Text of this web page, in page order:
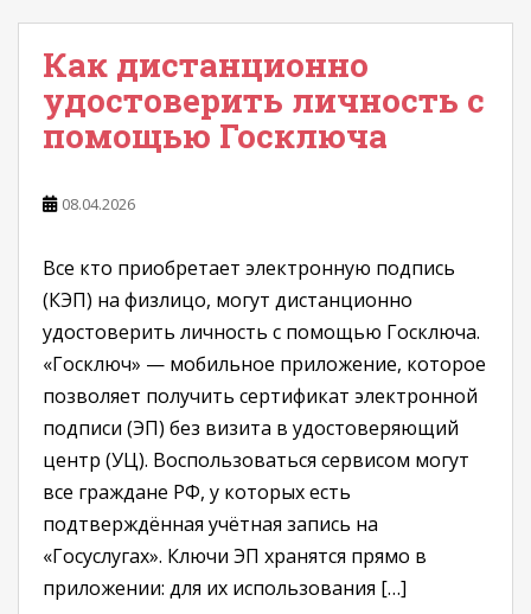
Как дистанционно
удостоверить личность с
помощью Госключа
08.04.2026
Все кто приобретает электронную подпись
(КЭП) на физлицо, могут дистанционно
удостоверить личность с помощью Госключа.
«Госключ» — мобильное приложение, которое
позволяет получить сертификат электронной
подписи (ЭП) без визита в удостоверяющий
центр (УЦ). Воспользоваться сервисом могут
все граждане РФ, у которых есть
подтверждённая учётная запись на
«Госуслугах». Ключи ЭП хранятся прямо в
приложении: для их использования […]